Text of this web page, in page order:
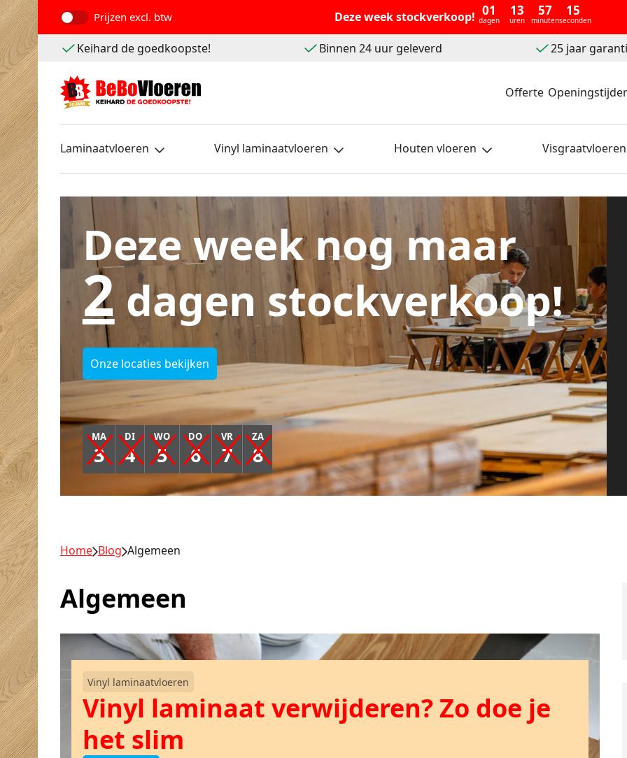
Prijzen excl. btw Deze week stockverkoop! 01
dagen
13
uren
57
minuten
13
seconden
Keihard de goedkoopste! Binnen 24 uur geleverd 25 jaar
Offerte
Laminaatvloeren Vinyl laminaatvloeren Houten vloeren Visgraatvloeren
Deze week nog maar
2 dagen stockverkoop!
Onze locaties bekijken
MA
3
DI
4
WO
5
DO
6
VR
7
ZA
8
Home Blog Algemeen
Algemeen
Vinyl laminaatvloeren
Vinyl laminaat verwijderen? Zo doe je
het slim